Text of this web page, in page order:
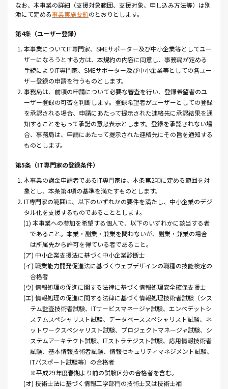
なお、本事業の詳細（支援対象範囲、支援対象、申し込み方法等）は別
添にて定める事業実施要領のとおりとします。
第4条（ユーザー登録）
1. 本事業についてIT専門家、SMEサポーター及び中小企業等としてユー
ザーになろうとする方は、本規約の内容に同意し、事務局が定める
手続によりIT専門家、SMEサポーター及び中小企業等としての各ユー
ザー登録の申請を行うものとします。
2. 事務局は、前項の申請について必要な審査を行い、登録希望者のユ
ーザー登録の可否を判断します。登録希望者がユーザーとしての登録
を承認される場合、申請にあたって提示された連絡先に承認結果を通
知することをもって承諾の意思表示とします。登録を承認されない場
合、事務局は、申請にあたって提示された連絡先にその旨を通知する
ものとします。
第5条（IT専門家の登録条件）
1. 本事業の謝金申請者であるIT専門家は、本条第2項に定める範囲を対
象とし、本条第4項の基準を満たすものとします。
2. IT専門家の範囲は、以下のいずれかの要件を満たし、中小企業のデジ
タル化を支援するものであることとします。
(1) 本事業への参加を希望する個人で、以下のいずれかに該当する者
であること。本業・副業・兼業を問わないが、副業・兼業の場合
は所属先から許可を得ている者であること。
(ア) 中小企業支援法に基づく中小企業診断士
(イ) 職業能力開発促進法に基づくウェブデザインの職種の技能検定の
合格者
(ウ) 情報処理の促進に関する法律に基づく情報処理安全確保支援士
(エ) 情報処理の促進に関する法律に基づく情報処理技術者試験（シス
テム監査技術者試験、ITサービスマネージャ試験、エンベデットシ
ステムスペシャリスト試験、データベーススペシャリスト試験、ネ
ットワークスペシャリスト試験、プロジェクトマネージャ試験、シ
ステムアーキテクト試験、ITストラテジスト試験、応用情報技術者
試験、基本情報技術者試験、情報セキュリティマネジメント試験、
ITパスポート試験等）の合格者
※平成29年度春期より前の試験区分の合格者を含む。
(オ) 技術士法に基づく情報工学部門の技術士又は技術士補